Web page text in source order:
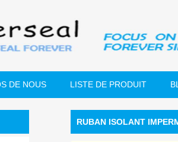
DE NOUS LISTE DE PRODUIT
RUBAN ISOLANT